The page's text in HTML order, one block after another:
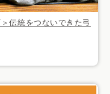
伝統をつないできた弓